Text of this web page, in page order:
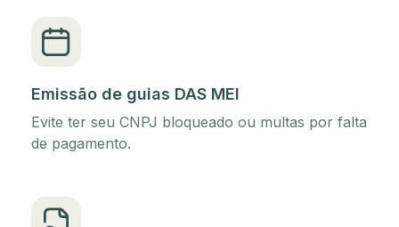
Emissão de guias DAS MEI
Evite ter seu CNPJ bloqueado ou multas por falta
de pagamento.